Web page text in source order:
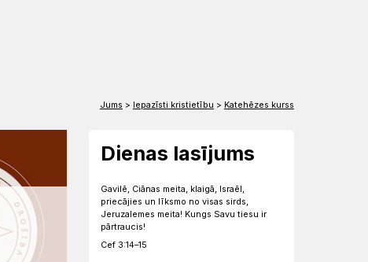
Jums > Iepazīsti kristietību > Katehēzes kurss
Dienas lasījums
Gavilē, Ciānas meita, klaigā, Israēl,
priecājies un līksmo no visas sirds,
Jeruzalemes meita! Kungs Savu tiesu ir
pārtraucis!
Cef 3:14–15